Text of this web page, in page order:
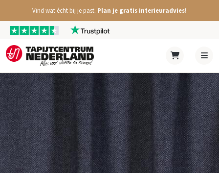
Vind wat écht bij je past. Plan je gratis interieuradvies!